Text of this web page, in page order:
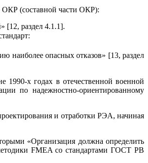
ОКР (составной части ОКР):
[12, раздел 4.1.1].
наиболее опасных отказов» [13, раздел
1990-х годах в отечественной военной
по надежностно-ориентированному
и отработки РЭА, начиная
«Организация должна определить
FMEA со стандартами ГОСТ РВ